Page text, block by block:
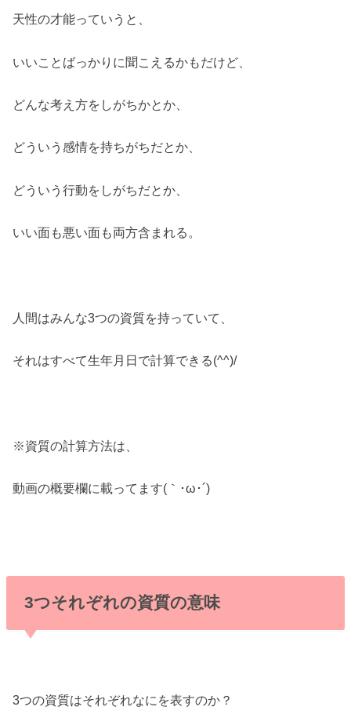
天性の才能っていうと、
いいことばっかりに聞こえるかもだけど、
どんな考え方をしがちかとか、
どういう感情を持ちがちだとか、
どういう行動をしがちだとか、
いい面も悪い面も両方含まれる。
人間はみんな3つの資質を持っていて、
それはすべて生年月日で計算できる(^^)/
※資質の計算方法は、
動画の概要欄に載ってます(｀･ω･´)ゞ
3つそれぞれの資質の意味
3つの資質はそれぞれなにを表すのか？